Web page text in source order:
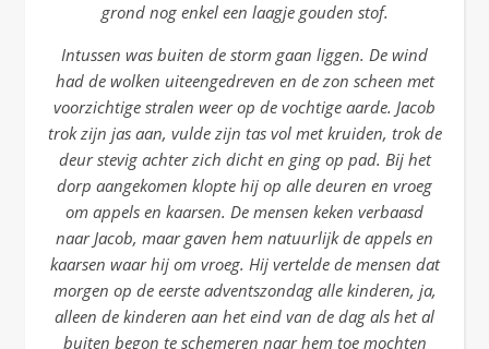
grond nog enkel een laagje gouden stof.
Intussen was buiten de storm gaan liggen. De wind
had de wolken uiteengedreven en de zon scheen met
voorzichtige stralen weer op de vochtige aarde. Jacob
trok zijn jas aan, vulde zijn tas vol met kruiden, trok de
deur stevig achter zich dicht en ging op pad. Bij het
dorp aangekomen klopte hij op alle deuren en vroeg
om appels en kaarsen. De mensen keken verbaasd
naar Jacob, maar gaven hem natuurlijk de appels en
kaarsen waar hij om vroeg. Hij vertelde de mensen dat
morgen op de eerste adventszondag alle kinderen, ja,
alleen de kinderen aan het eind van de dag als het al
buiten begon te schemeren naar hem toe mochten